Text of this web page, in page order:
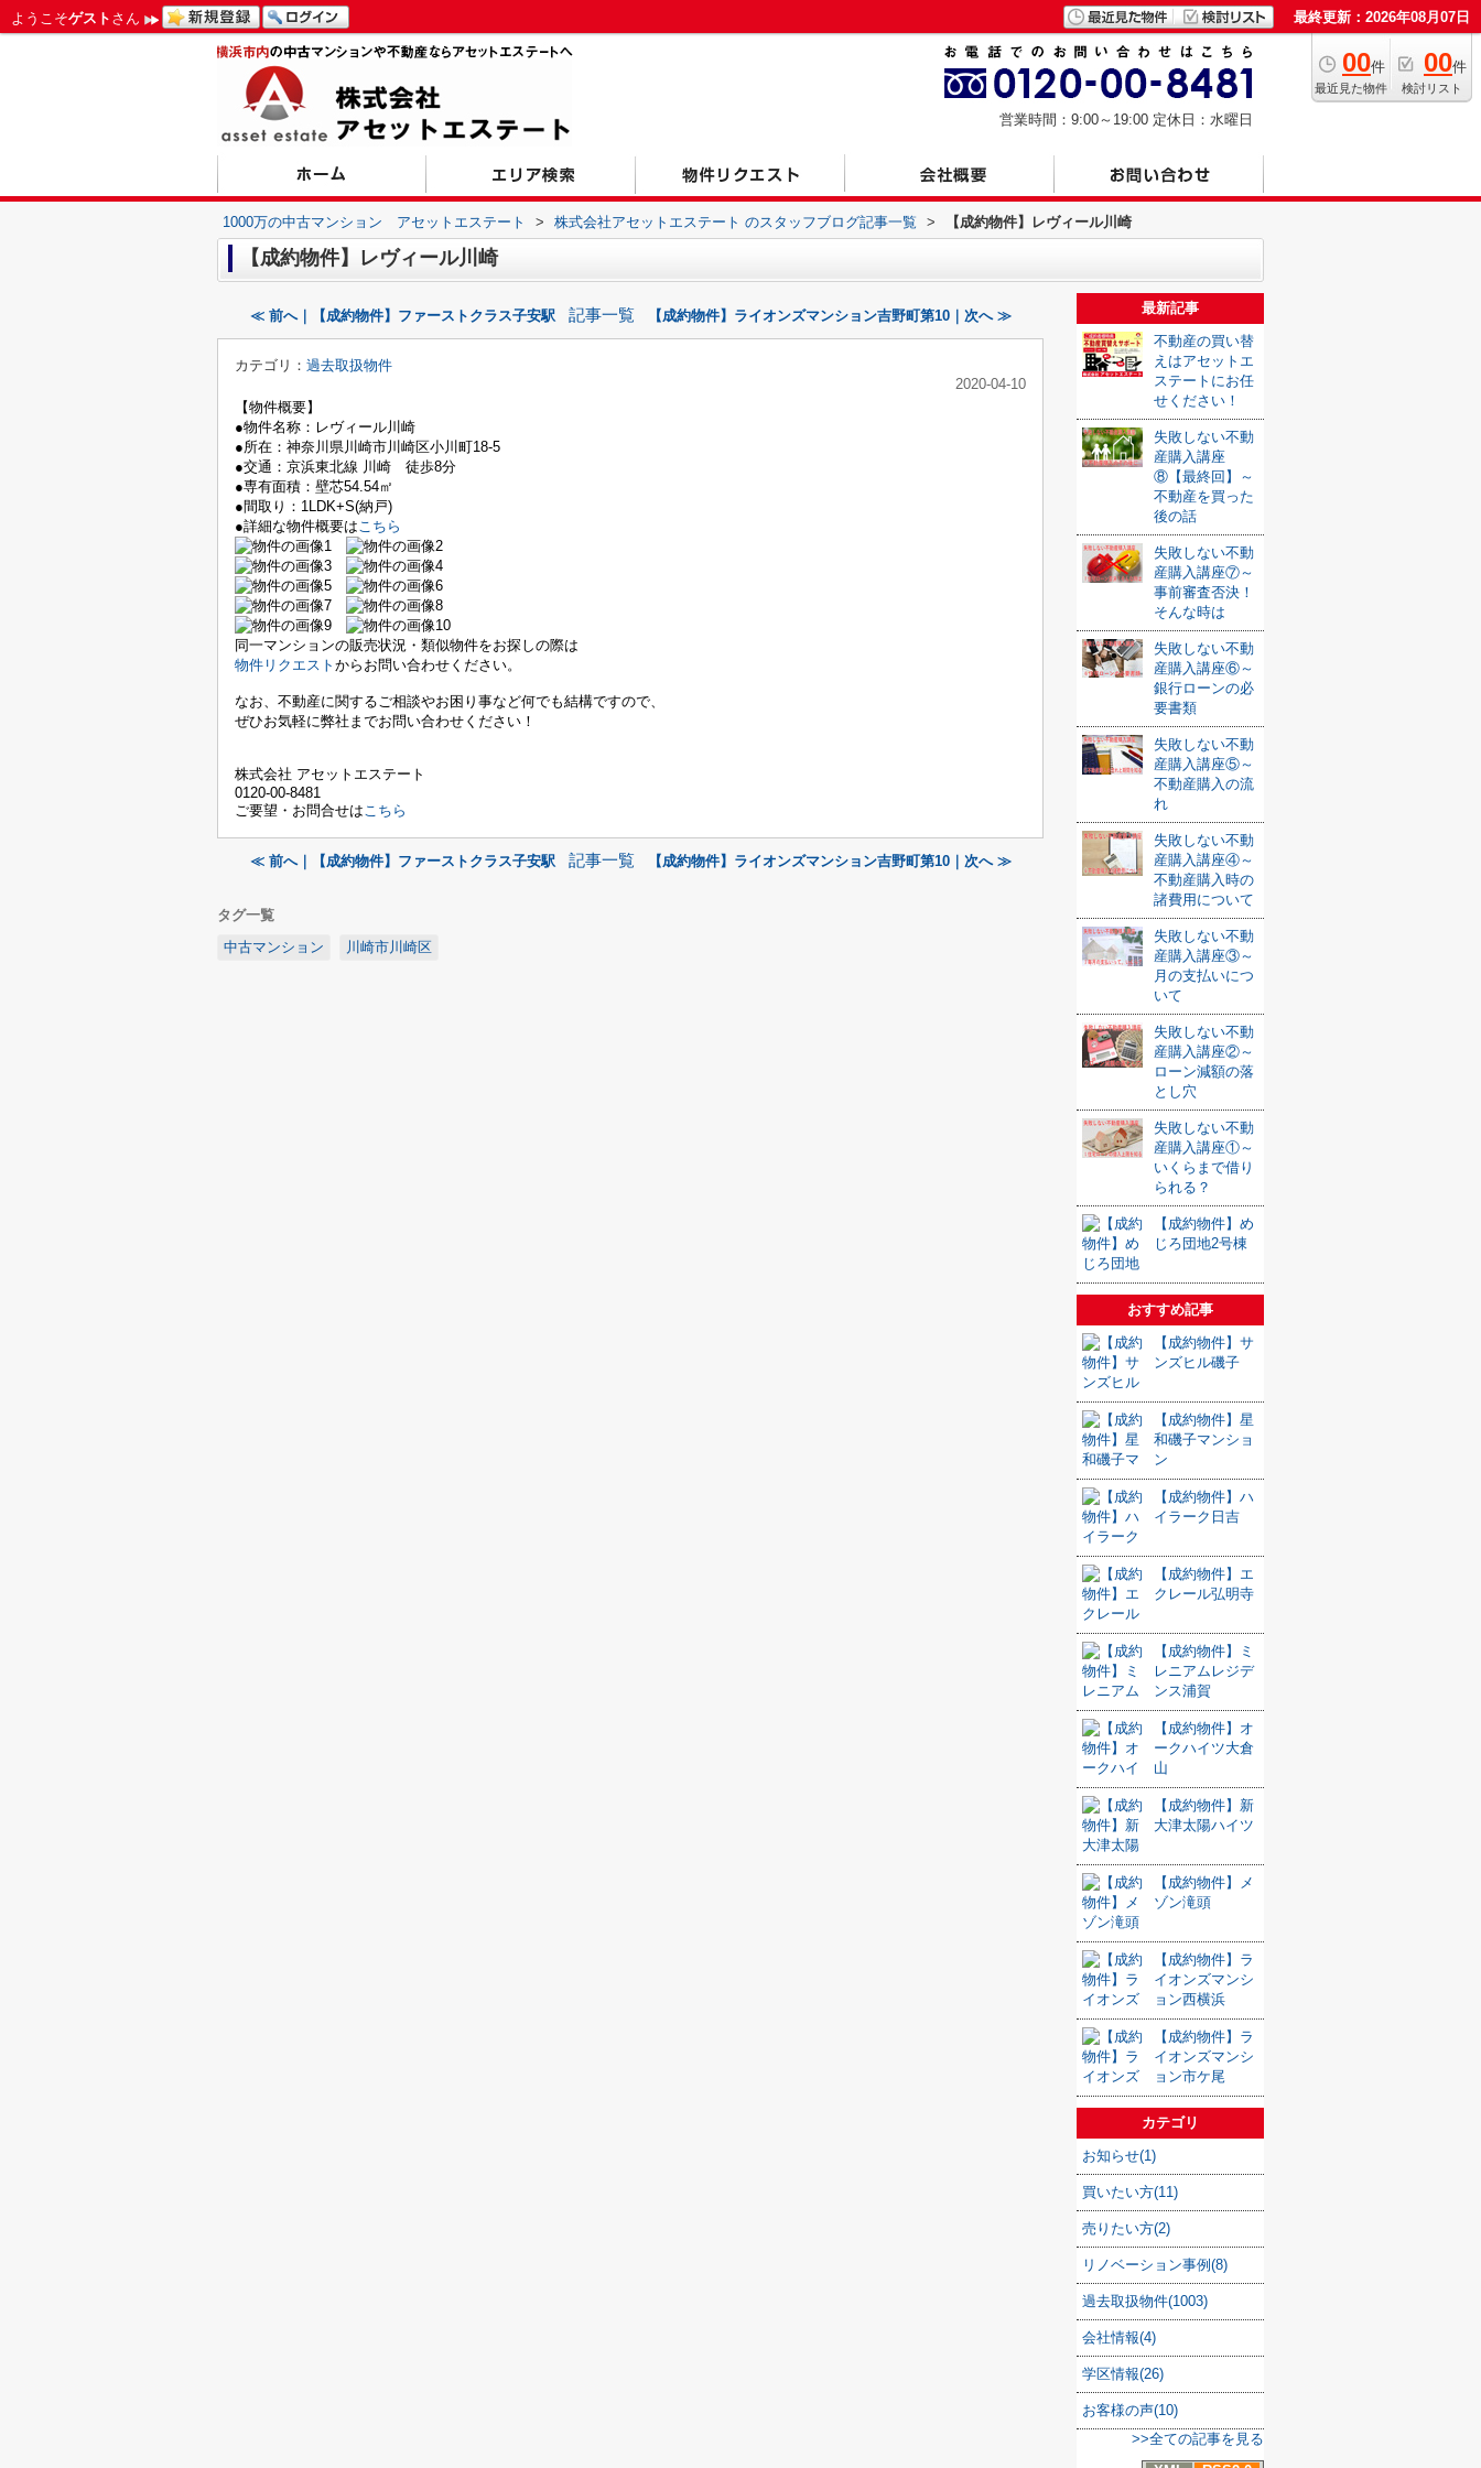
ようこそゲスト さん 最終更新：2026年08月07日
00件
最近見た物件
00件
検討リスト
営業時間：9:00～19:00 定休日：水曜日
1000万の中古マンション アセットエステート > 株式会社アセットエステート のスタッフブログ記事一覧 > 【成約物件】レヴィール川崎
【成約物件】レヴィール川崎
≪ 前へ｜【成約物件】ファーストクラス子安駅 記事一覧 【成約物件】ライオンズマンション吉野町第10｜次へ ≫
カテゴリ： 過去取扱物件
2020-04-10
【物件概要】
●物件名称：レヴィール川崎
●所在：神奈川県川崎市川崎区小川町18-5
●交通：京浜東北線 川崎 徒歩8分
●専有面積：壁芯54.54㎡
●間取り：1LDK+S(納戸)
●詳細な物件概要はこちら
同一マンションの販売状況・類似物件をお探しの際は
物件リクエスト からお問い合わせください。
なお、不動産に関するご相談やお困り事など何でも結構ですので、
ぜひお気軽に弊社までお問い合わせください！
株式会社 アセットエステート
0120-00-8481
ご要望・お問合せはこちら
≪ 前へ｜【成約物件】ファーストクラス子安駅 記事一覧 【成約物件】ライオンズマンション吉野町第10｜次へ ≫
タグ一覧
中古マンション
川崎市川崎区
最新記事
不動産の買い替
えはアセットエ
ステートにお任
せください！
失敗しない不動
産購入講座
⑧【最終回】～
不動産を買った
後の話
失敗しない不動
産購入講座⑦～
事前審査否決！
そんな時は
失敗しない不動
産購入講座⑥～
銀行ローンの必
要書類
失敗しない不動
産購入講座⑤～
不動産購入の流
れ
失敗しない不動
産購入講座④～
不動産購入時の
諸費用について
失敗しない不動
産購入講座③～
月の支払いにつ
いて
失敗しない不動
産購入講座②～
ローン減額の落
とし穴
失敗しない不動
産購入講座①～
いくらまで借り
られる？
【成約物件】め
じろ団地2号棟
おすすめ記事
【成約物件】サ
ンズヒル磯子
【成約物件】星
和磯子マンショ
ン
【成約物件】ハ
イラーク日吉
【成約物件】エ
クレール弘明寺
【成約物件】ミ
レニアムレジデ
ンス浦賀
【成約物件】オ
ークハイツ大倉
山
【成約物件】新
大津太陽ハイツ
【成約物件】メ
ゾン滝頭
【成約物件】ラ
イオンズマンシ
ョン西横浜
【成約物件】ラ
イオンズマンシ
ョン市ケ尾
カテゴリ
お知らせ(1)
買いたい方(11)
売りたい方(2)
リノベーション事例(8)
過去取扱物件(1003)
会社情報(4)
学区情報(26)
お客様の声(10)
>>全ての記事を見る